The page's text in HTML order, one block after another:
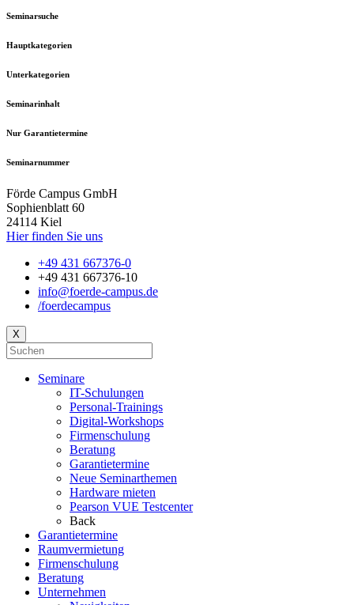
Seminarsuche
Hauptkategorien
Unterkategorien
Seminarinhalt
Nur Garantietermine
Seminarnummer
Förde Campus GmbH
Sophienblatt 60
24114 Kiel
Hier finden Sie uns
+49 431 667376-0
+49 431 667376-10
info@foerde-campus.de
/foerdecampus
X
Seminare
IT-Schulungen
Personal-Trainings
Digital-Workshops
Firmenschulung
Beratung
Garantietermine
Neue Seminarthemen
Hardware mieten
Pearson VUE Testcenter
Back
Garantietermine
Raumvermietung
Firmenschulung
Beratung
Unternehmen